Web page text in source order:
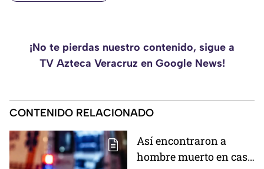
¡No te pierdas nuestro contenido, sigue a
TV Azteca Veracruz en Google News!
CONTENIDO RELACIONADO
Así encontraron a
hombre muerto en casa